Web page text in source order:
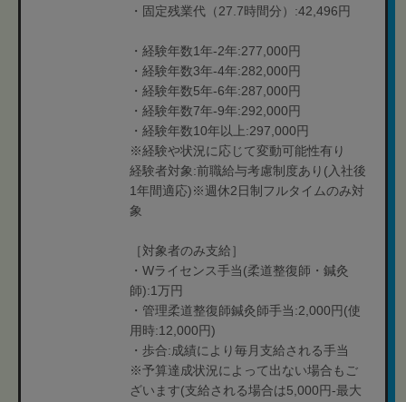
・固定残業代（27.7時間分）:42,496円
・経験年数1年-2年:277,000円
・経験年数3年-4年:282,000円
・経験年数5年-6年:287,000円
・経験年数7年-9年:292,000円
・経験年数10年以上:297,000円
※経験や状況に応じて変動可能性有り
経験者対象:前職給与考慮制度あり(入社後
1年間適応)※週休2日制フルタイムのみ対
象
［対象者のみ支給］
・Wライセンス手当(柔道整復師・鍼灸
師):1万円
・管理柔道整復師鍼灸師手当:2,000円(使
用時:12,000円)
・歩合:成績により毎月支給される手当
※予算達成状況によって出ない場合もご
ざいます(支給される場合は5,000円-最大